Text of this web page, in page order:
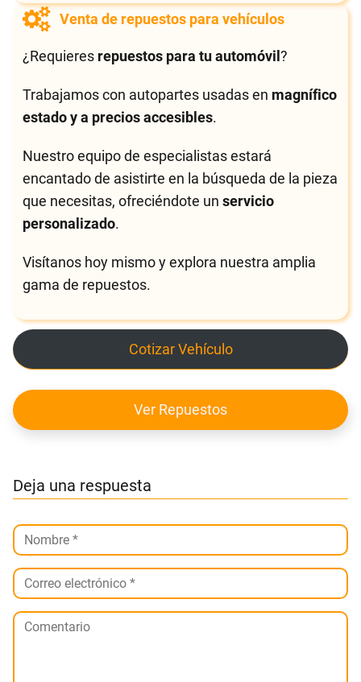
Venta de repuestos para vehículos
¿Requieres repuestos para tu automóvil?
Trabajamos con autopartes usadas en magnífico
estado y a precios accesibles.
Nuestro equipo de especialistas estará
encantado de asistirte en la búsqueda de la pieza
que necesitas, ofreciéndote unservicio
personalizado.
Visítanos hoy mismo y explora nuestra amplia
gama de repuestos.
Cotizar Vehículo
Ver Repuestos
Deja una respuesta